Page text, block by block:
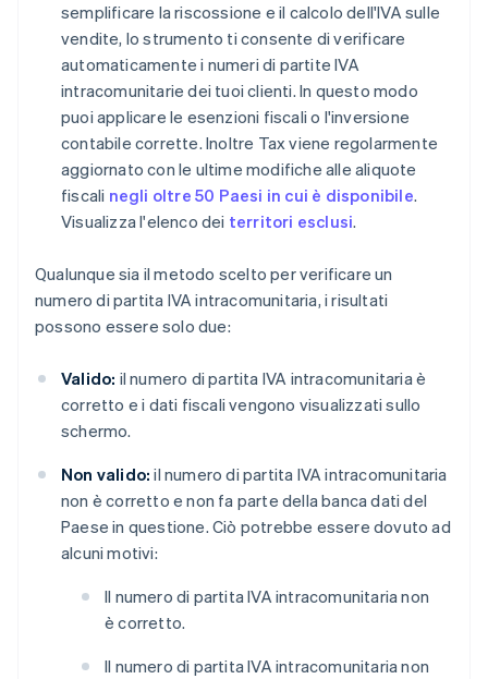
semplificare la riscossione e il calcolo dell'IVA sulle
vendite, lo strumento ti consente di verificare
automaticamente i numeri di partite IVA
intracomunitarie dei tuoi clienti. In questo modo
puoi applicare le esenzioni fiscali o l'inversione
contabile corrette. Inoltre Tax viene regolarmente
aggiornato con le ultime modifiche alle aliquote
fiscali negli oltre 50 Paesi in cui è disponibile.
Visualizza l'elenco dei territori esclusi.
Qualunque sia il metodo scelto per verificare un
numero di partita IVA intracomunitaria, i risultati
possono essere solo due:
Valido: il numero di partita IVA intracomunitaria è
corretto e i dati fiscali vengono visualizzati sullo
schermo.
Non valido: il numero di partita IVA intracomunitaria
non è corretto e non fa parte della banca dati del
Paese in questione. Ciò potrebbe essere dovuto ad
alcuni motivi:
Il numero di partita IVA intracomunitaria non
è corretto.
Il numero di partita IVA intracomunitaria non